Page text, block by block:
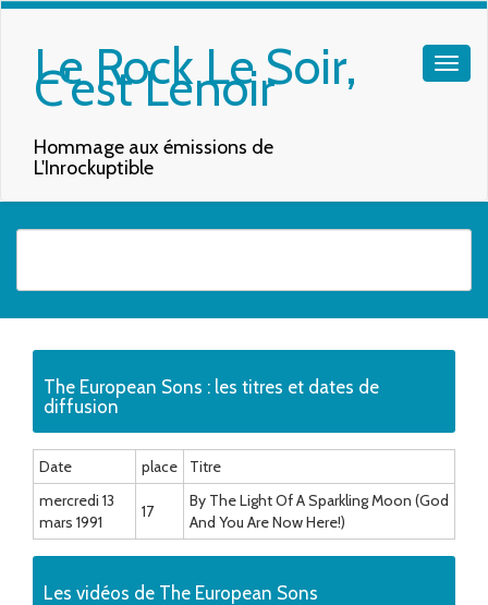
Le Rock Le Soir,
C'est Lenoir
Hommage aux émissions de
L'Inrockuptible
The European Sons : les titres et dates de
diffusion
Date place
Titre
mercredi 13
mars 1991
17
By The Light Of A Sparkling Moon (God
And You Are Now Here!)
Les vidéos de The European Sons